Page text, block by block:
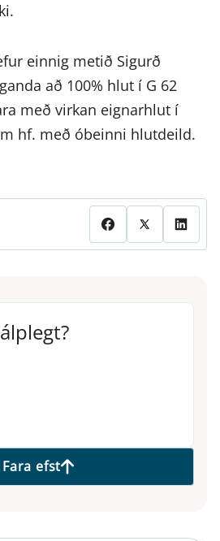
einnig metið Sigurð
að 100% hlut í G 62
með virkan eignarhlut í
hf. með óbeinni hlutdeild.
Fara efst